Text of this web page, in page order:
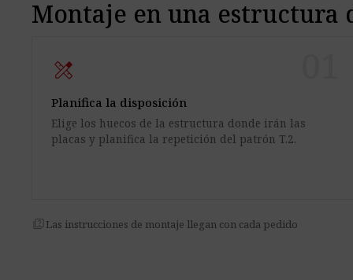
Montaje en una estructura
design_services
Planifica la disposición
Elige los huecos de la estructura donde irán las
placas y planifica la repetición del patrón T.2.
quiz Las instrucciones de montaje llegan con cada pedido